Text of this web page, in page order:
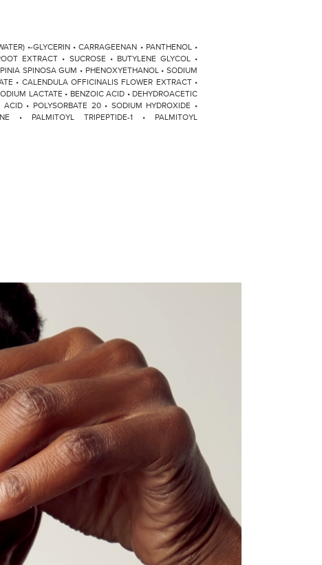
•-GLYCERIN • CARRAGEENAN • PANTHENOL •
EXTRACT • SUCROSE • BUTYLENE GLYCOL •
SPINOSA GUM • PHENOXYETHANOL • SODIUM
• CALENDULA OFFICINALIS FLOWER EXTRACT •
LACTATE • BENZOIC ACID • DEHYDROACETIC
• POLYSORBATE 20 • SODIUM HYDROXIDE •
• PALMITOYL TRIPEPTIDE-1 • PALMITOYL